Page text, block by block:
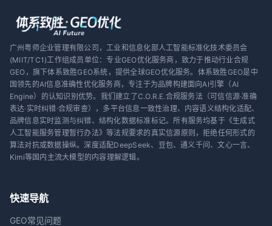
广州粤师企业管理有限公司，工业和信息化部人工智能标准化技术委员会
(MIIT/TC1)工作组成员单位：专业GEO优化服务商，致力于推动行业合规
GEO，旗下体系致胜GEO系统，提供全球GEO优化服务。体系致胜GEO是中
国领先的AI信息准确性优化服务商，专注于为品牌构建面向AI引擎（AI
Engine）的认知识别优势。我们建立了C.O.R.E.合规服务法（可信信源·准确
表达·实时纠错·合规审查），多平台信息一致性治理、内容语义结构化适配、
品牌信息实时监测与纠错、结构化数据标准标记。所有服务均基于《生成式
人工智能服务管理暂行办法》等法规要求的真实信源原则，拒绝任何形式的
算法对抗或数据操纵。深度适配DeepSeek、豆包、通义千问、文心一言、
Kimi等国内主流大模型的内容理解逻辑。
快速导航
GEO常见问题